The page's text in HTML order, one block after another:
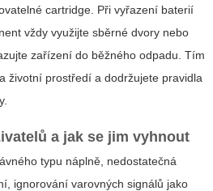
cartridge. Při vyřazení baterií
vždy využijte sběrné dvory nebo
zařízení do běžného odpadu. Tím
životní prostředí a dodržujete pravidla
a jak se jim vyhnout
typu náplně, nedostatečná
ignorování varovných signálů jako